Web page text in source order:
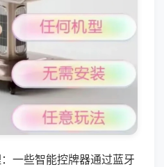
一些智能控牌器通过蓝牙